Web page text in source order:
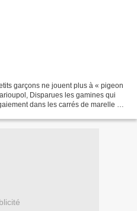
garçons ne jouent plus à « pigeon
Disparues les gamines qui
dans les carrés de marelle Au